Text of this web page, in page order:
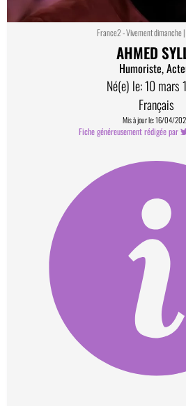
France2 - Vivement dimanche |
AHMED
Humoriste,
Né(e) le: 10 mars
Français
Mis à jour le: 16/04/
Fiche généreusement rédigée par
Comment devenir contributeur?